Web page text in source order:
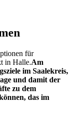
für
in Halle.Am
im Saalekreis,
und damit der
zu dem
das im